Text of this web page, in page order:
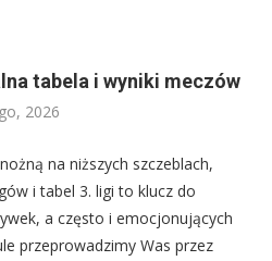
tabela i wyniki meczów
2026
na niższych szczeblach,
i tabel 3. ligi to klucz do
a często i emocjonujących
przeprowadzimy Was przez